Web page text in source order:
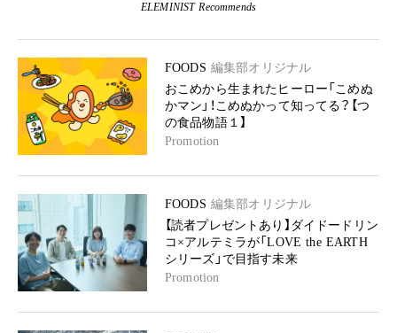
ELEMINIST Recommends
FOODS 編集部オリジナル
おこめから生まれたヒーロー「こめぬ
かマン」！こめぬかって知ってる？【つ
の食品物語１】
Promotion
FOODS 編集部オリジナル
【読者プレゼントあり】ダイドードリン
コ×アルテミラが「LOVE the EARTH
シリーズ」で目指す未来
Promotion